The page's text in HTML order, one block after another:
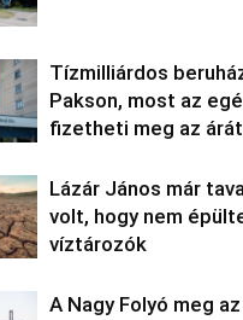
Tízmilliárdos
Pakson, most az
fizetheti meg az árát
Lázár János már
volt, hogy nem
víztározók
A Nagy Folyó meg